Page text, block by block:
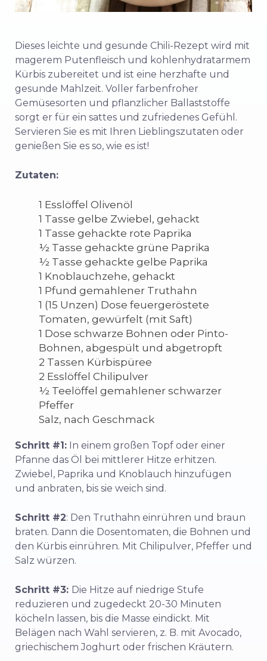
Dieses leichte und gesunde Chili-Rezept wird mit
magerem Putenfleisch und kohlenhydratarmem
Kürbis zubereitet und ist eine herzhafte und
gesunde Mahlzeit. Voller farbenfroher
Gemüsesorten und pflanzlicher Ballaststoffe
sorgt er für ein sattes und zufriedenes Gefühl.
Servieren Sie es mit Ihren Lieblingszutaten oder
genießen Sie es so, wie es ist!
Zutaten:
1 Esslöffel Olivenöl
1 Tasse gelbe Zwiebel, gehackt
1 Tasse gehackte rote Paprika
½ Tasse gehackte grüne Paprika
½ Tasse gehackte gelbe Paprika
1 Knoblauchzehe, gehackt
1 Pfund gemahlener Truthahn
1 (15 Unzen) Dose feuergeröstete
Tomaten, gewürfelt (mit Saft)
1 Dose schwarze Bohnen oder Pinto-
Bohnen, abgespült und abgetropft
2 Tassen Kürbispüree
2 Esslöffel Chilipulver
½ Teelöffel gemahlener schwarzer
Pfeffer
Salz, nach Geschmack
Schritt #1: In einem großen Topf oder einer
Pfanne das Öl bei mittlerer Hitze erhitzen.
Zwiebel, Paprika und Knoblauch hinzufügen
und anbraten, bis sie weich sind.
Schritt #2: Den Truthahn einrühren und braun
braten. Dann die Dosentomaten, die Bohnen und
den Kürbis einrühren. Mit Chilipulver, Pfeffer und
Salz würzen.
Schritt #3: Die Hitze auf niedrige Stufe
reduzieren und zugedeckt 20-30 Minuten
köcheln lassen, bis die Masse eindickt. Mit
Belägen nach Wahl servieren, z. B. mit Avocado,
griechischem Joghurt oder frischen Kräutern.